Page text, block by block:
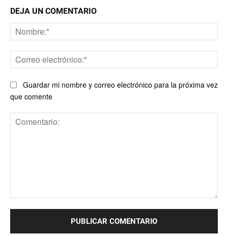
DEJA UN COMENTARIO
Guardar mi nombre y correo electrónico para la próxima vez
que comente